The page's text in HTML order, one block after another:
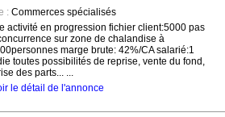
:Commerces spécialisés
activité en progression fichier client:5000 pas
sur zone de chalandise à
marge brute: 42%/CA salarié:1
toutes possibilités de reprise, vente du fond,
des parts... ...
le détail de l'annonce